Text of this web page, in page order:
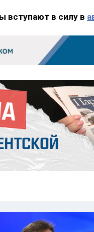
вступают в силу в